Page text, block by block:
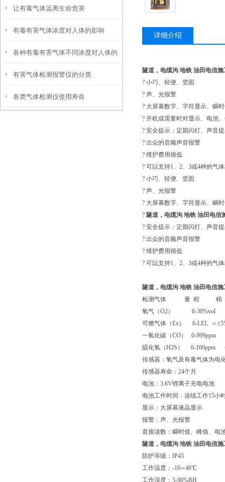
让有毒气体远离生命危害
有毒有害气体浓度对人体的影响
各种有毒有害气体不同浓度对人体的
影响
有害气体检测报警仪的分类
各类气体检测仪使用寿命
详细介绍
隧道，电缆沟 地铁 油田电信
? 小巧、轻便、坚固
? 声、光报警
? 大屏幕数字、字符显示、瞬
? 开机或需要时对显示、电池
? 安全提示：定期闪灯、声音
? 出众的音频声音报警
? 维护费用很低
? 可以支持1、2、3或4种的气
? 小巧、轻便、坚固
? 声、光报警
? 大屏幕数字、字符显示、瞬
? 隧道，电缆沟 地铁 油田电信
? 安全提示：定期闪灯、声音
? 出众的音频声音报警
? 维护费用很低
? 可以支持1、2、3或4种的气
隧道，电缆沟 地铁 油田电信
检测气体 量 程 精
氧气（O2） 0-30%vol
可燃气体（Ex） 0-LEL ＜
一氧化碳（CO） 0-
硫化氢（H2S） 0-
传感器：氧气及有毒气体为电
传感器寿命：24个月
电池：3.6V锂离子充电电池
电池工作时间：连续工作15
显示：大屏幕液晶显示
报警：声、光报警
直接读数：瞬时值、峰值、电
隧道，电缆沟 地铁 油田电信
防护等级：IP45
工作温度：-10∽40℃
工作湿度：5-90%RH